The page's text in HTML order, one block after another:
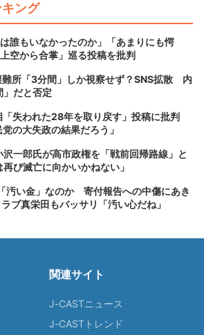
ング
誰もいなかったのか」「あまりにも愕
空から合掌」巡る投稿を批判
難所「3分間」しか視察せず？SNS拡散 内
」だと否定
「失われた28年を取り戻す」投稿に批判
の大失政の結果だろう」
一郎氏が高市政権を「戦前回帰路線」と
び滅亡に向かいかねない」
汚い金」なのか 寄付報告への中傷にあき
ブ真栄田もバッサリ「汚い心だね」
関連サイト
J-CASTニュース
J-CASTトレンド